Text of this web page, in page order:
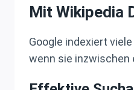
Mit Wikipedia
Google indexiert
wenn sie inzwischen